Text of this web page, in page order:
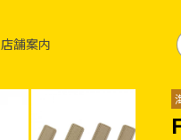
店舗案内